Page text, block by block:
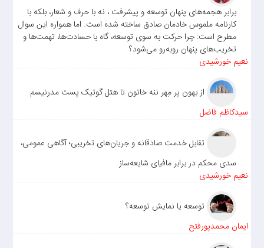
برابر هجمه‌های پنهان توسعه و پیشرفت ، نه با حرف و شعار، بلکه با
کارنامه ملموس خادمان صادق ساخته شده است. اما همواره این سوال
مطرح است: چرا حرکت به سوی توسعه، گاه با حسادت‌ها، تهمت‌ها و
تخریب‌های پنهان روبه‌رو می‌شود؟
نعیم خورشیدی
از بهون پر مِهر ننه خاتون تا هتل گوتیک پست مدرنیسم
سیدکاظم فاضل
تقابل خدمت صادقانه و جریان‌های تخریبی؛ آگاهی عمومی،
سدی محکم در برابر مافیای شایعه‌ساز
نعیم خورشیدی
توسعه یا نمایش توسعه؟
ایمان محمدپورفتح